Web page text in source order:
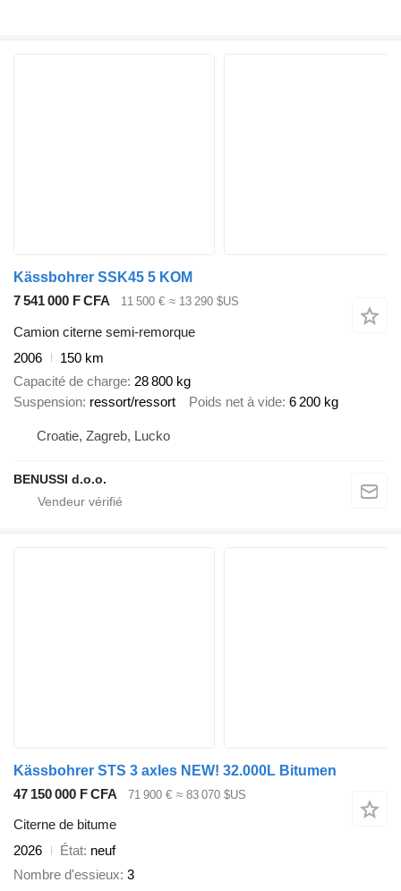
Kässbohrer SSK45 5 KOM
7 541 000 F CFA
11 500 € ≈ 13 290 $US
Camion citerne semi-remorque
2006
150 km
Capacité de charge 28 800 kg
Suspension ressort/ressort Poids net à vide 6 200 kg
Croatie, Zagreb, Lucko
BENUSSI d.o.o.
Kässbohrer STS 3 axles NEW! 32.000L Bitumen
47 150 000 F CFA
71 900 € ≈ 83 070 $US
Citerne de bitume
2026
État neuf
Nombre d'essieux 3